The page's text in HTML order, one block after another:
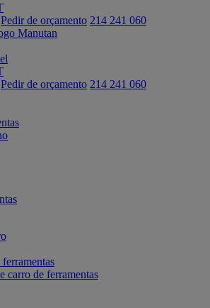
Pedir de orçamento 214 241 060
Pedir de orçamento 214 241 060
carro de ferramentas